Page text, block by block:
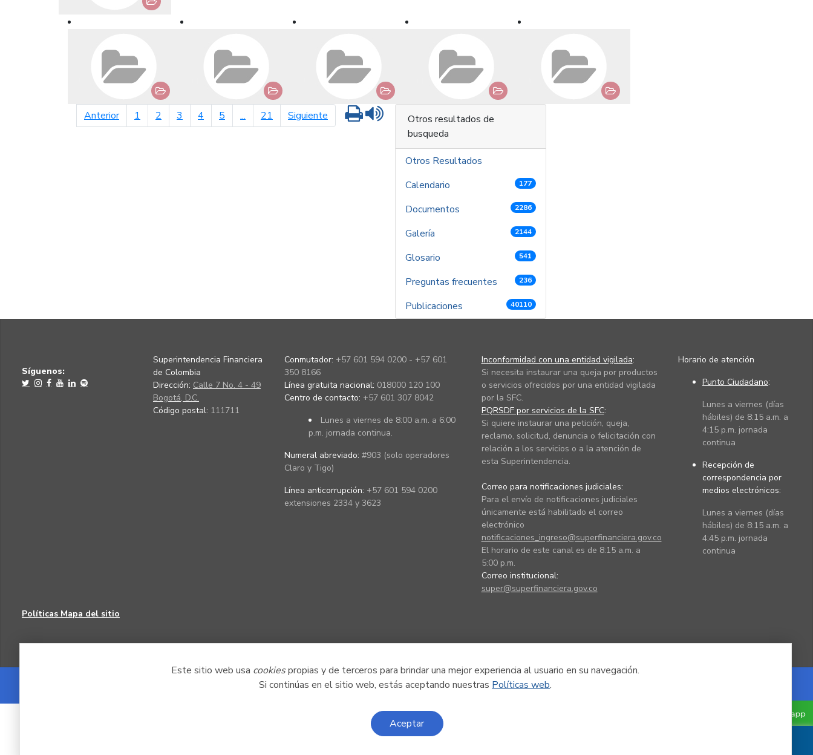
Este sitio web usa cookiespropias y de terceros para brindar una mejor experiencia al usuario en su navegación.
Si continúas en el sitio web, estás aceptando nuestras Políticas web.
Aceptar
Anteriorpágina anterior
1 2 3 4 5 ... 21 Siguiente página siguiente
Imprimir
Otros resultados de
busqueda
Otros Resultados
Calendario
177
Documentos 2286
Galería 2144
Glosario 541
Preguntas frecuentes 236
Publicaciones 40110
Síguenos:
Superintendencia Financiera
de Colombia
Dirección: Calle 7 No. 4 - 49
Bogotá, D.C.
Código postal: 111711
Conmutador: +57 601 594 0200 - +57 601
350 8166
Línea gratuita nacional: 018000 120 100
Centro de contacto: +57 601 307 8042
Lunes a viernes de 8:00 a.m. a 6:00
p.m. jornada continua.
Numeral abreviado: #903 (solo operadores
Claro y Tigo)
Línea anticorrupción: +57 601 594 0200
extensiones 2334 y 3623
Inconformidad con una entidad vigilada:
Si necesita instaurar una queja por productos
o servicios ofrecidos por una entidad vigilada
por la SFC.
PQRSDF por servicios de la SFC:
Si quiere instaurar una petición, queja,
reclamo, solicitud, denuncia o felicitación con
relación a los servicios o a la atención de
esta Superintendencia.
Correo para notificaciones judiciales:
Para el envío de notificaciones judiciales
únicamente está habilitado el correo
electrónico
notificaciones_ingreso@superfinanciera.gov.co
El horario de este canal es de 8:15 a.m. a
5:00 p.m.
Correo institucional:
super@superfinanciera.gov.co
Horario de atención
Punto Ciudadano:
Lunes a viernes (días
hábiles) de 8:15 a.m. a
4:15 p.m. jornada
continua
Recepción de
correspondencia por
medios electrónicos:
Lunes a viernes (días
hábiles) de 8:15 a.m. a
4:45 p.m. jornada
continua
Políticas Mapa del sitio
Powered by Nexura